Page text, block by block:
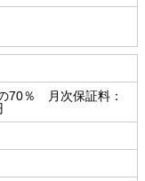
70％ 月次保証料：